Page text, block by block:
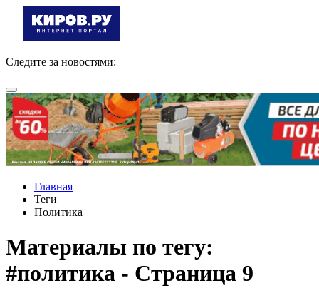
Следите за новостями:
Главная
Теги
Политика
Материалы по тегу:
#политика - Страница 9